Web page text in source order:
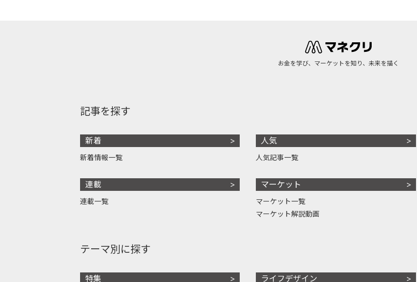
お金を学び、マーケットを知り、未来を描く
記事を探す
新着
新着情報一覧
連載
連載一覧
人気
人気記事一覧
マーケット
マーケット一覧
マーケット解説動画
テーマ別に探す
特集 ライフデザイン